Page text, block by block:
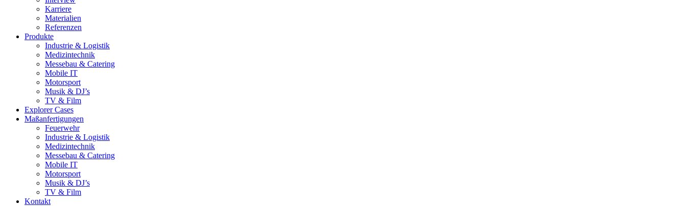
Karriere
Materialien
Referenzen
Produkte
Industrie & Logistik
Medizintechnik
Messebau & Catering
Mobile IT
Motorsport
Musik & DJ’s
TV & Film
Explorer Cases
Maßanfertigungen
Feuerwehr
Industrie & Logistik
Medizintechnik
Messebau & Catering
Mobile IT
Motorsport
Musik & DJ’s
TV & Film
Kontakt